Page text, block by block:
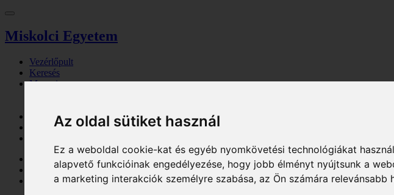
Az oldal sütiket használ
Ez a weboldal cookie-kat és egyéb nyomkövetési technológiákat
alapvető funkcióinak engedélyezése, hogy jobb élményt nyújtsunk a
a marketing interakciók személyre szabása,az Ön számára relevánsabb
Miskolci Egyetem
Vezérlőpult
Keresés
Magazin
Jegyiroda
Parkolási engedély
Bejelentkezés
Regisztráció